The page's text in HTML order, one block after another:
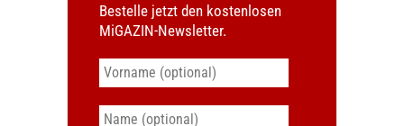
Bestelle jetzt den kostenlosen
MiGAZIN-Newsletter.